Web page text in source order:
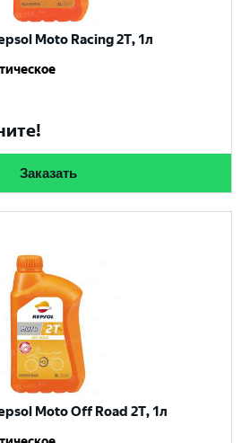
Moto Racing 2T, 1л
Заказать
Moto Off Road 2T, 1л